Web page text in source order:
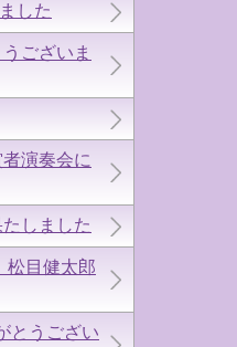
した
ございま
演奏会に
しました
松目健太郎
とうござい